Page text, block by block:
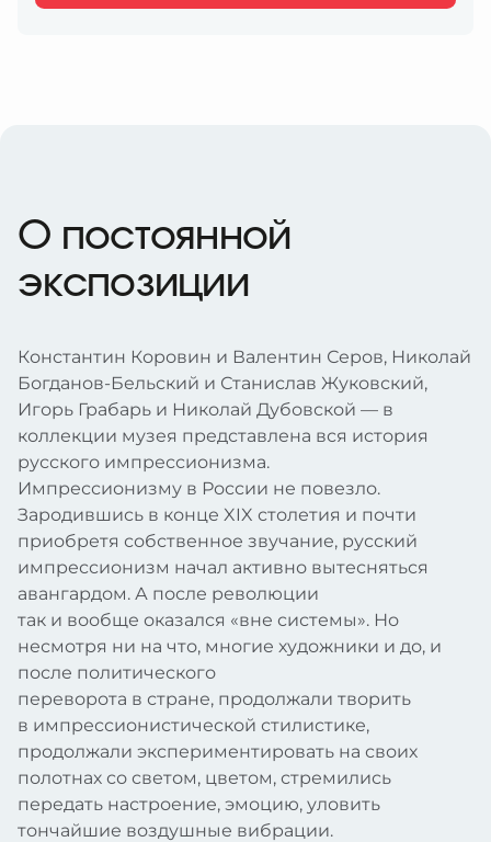
О постоянной
экспозиции
Константин Коровин и Валентин Серов, Николай
Богданов-Бельский и Станислав Жуковский,
Игорь Грабарь и Николай Дубовской — в
коллекции музея представлена вся история
русского импрессионизма.
Импрессионизму в России не повезло.
Зародившись в конце XIX столетия и почти
приобретя собственное звучание, русский
импрессионизм начал активно вытесняться
авангардом. А после революции
так и вообще оказался «вне системы». Но
несмотря ни на что, многие художники и до, и
после политического
переворота в стране, продолжали творить
в импрессионистической стилистике,
продолжали экспериментировать на своих
полотнах со светом, цветом, стремились
передать настроение, эмоцию, уловить
тончайшие воздушные вибрации.